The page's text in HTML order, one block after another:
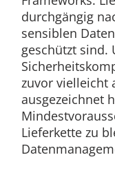
durchgängig
sensiblen
geschützt sind.
zuvor vielleicht
ausgezeichnet
Lieferkette zu